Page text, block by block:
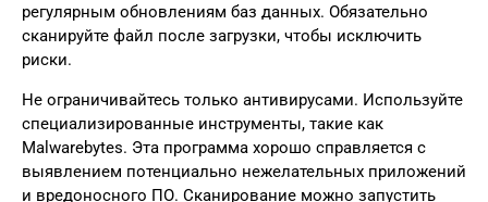
регулярным обновлениям баз данных. Обязательно
сканируйте файл после загрузки, чтобы исключить
риски.
Не ограничивайтесь только антивирусами. Используйте
специализированные инструменты, такие как
Malwarebytes. Эта программа хорошо справляется с
выявлением потенциально нежелательных приложений
и вредоносного ПО. Сканирование можно запустить